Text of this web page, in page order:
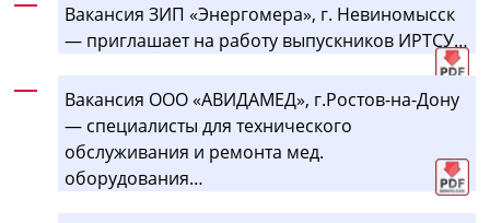
Вакансия ЗИП «Энергомера», г. Невиномысск
— приглашает на работу выпускников ИРТСУ…
Вакансия ООО «АВИДАМЕД», г.Ростов-на-Дону
— специалисты для технического
обслуживания и ремонта мед.
оборудования…